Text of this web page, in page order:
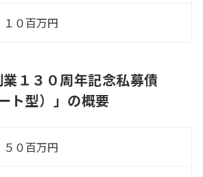
１０百万円
業１３０周年記念私募債
ト型）」の概要
５０百万円